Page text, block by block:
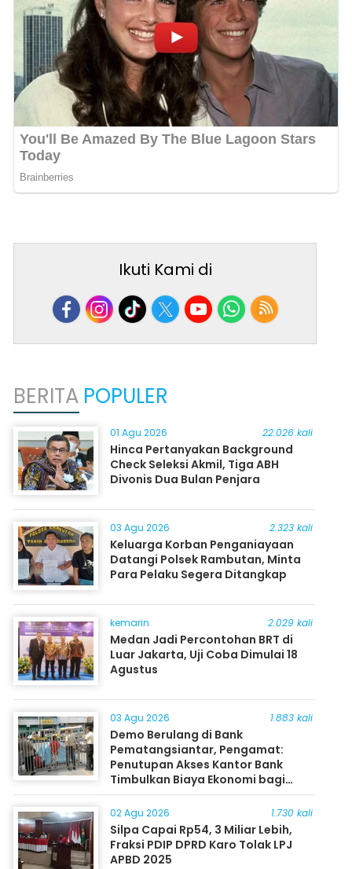
Ikuti Kami di
BERITA POPULER
01 Agu 2026 22.026 kali
Hinca Pertanyakan Background
Check Seleksi Akmil, Tiga ABH
Divonis Dua Bulan Penjara
03 Agu 2026 2.323 kali
Keluarga Korban Penganiayaan
Datangi Polsek Rambutan, Minta
Para Pelaku Segera Ditangkap
kemarin 2.029 kali
Medan Jadi Percontohan BRT di
Luar Jakarta, Uji Coba Dimulai 18
Agustus
03 Agu 2026 1.883 kali
Demo Berulang di Bank
Pematangsiantar, Pengamat:
Penutupan Akses Kantor Bank
Timbulkan Biaya Ekonomi bagi
Masyarakat
02 Agu 2026 1.730 kali
Silpa Capai Rp54, 3 Miliar Lebih,
Fraksi PDIP DPRD Karo Tolak LPJ
APBD 2025